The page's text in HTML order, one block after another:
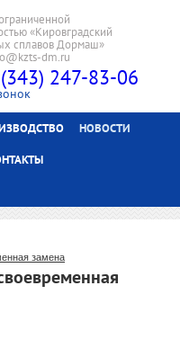
«Кировградский
сплавов Дормаш»
dm.ru
247-83-06
НОВОСТИ
замена